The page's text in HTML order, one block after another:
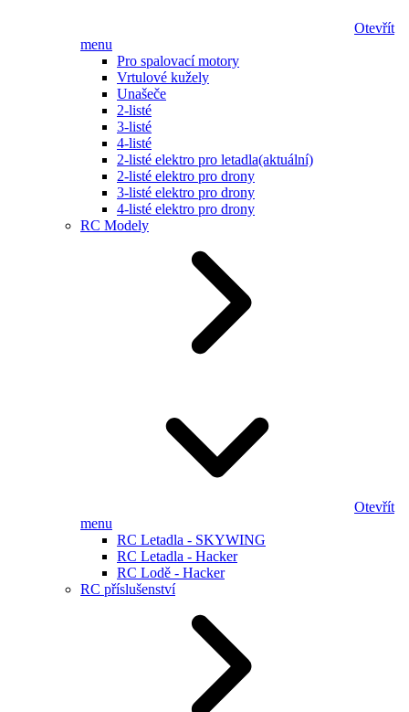
Otevřít
menu
Pro spalovací motory
Vrtulové kužely
Unašeče
2-listé
3-listé
4-listé
2-listé elektro pro letadla(aktuální)
2-listé elektro pro drony
3-listé elektro pro drony
4-listé elektro pro drony
RC Modely
Otevřít
menu
RC Letadla - SKYWING
RC Letadla - Hacker
RC Lodě - Hacker
RC příslušenství